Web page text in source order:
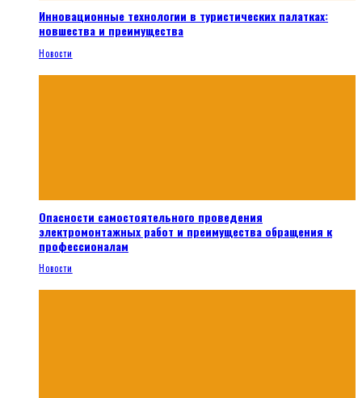
Инновационные технологии в туристических палатках:
новшества и преимущества
Новости
Опасности самостоятельного проведения
электромонтажных работ и преимущества обращения к
профессионалам
Новости